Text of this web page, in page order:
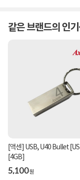
같은 브랜드의 인
[액센] USB, U40 Bullet
[4GB]
5,100원